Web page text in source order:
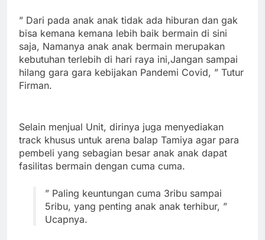
” Dari pada anak anak tidak ada hiburan dan gak
bisa kemana kemana lebih baik bermain di sini
saja, Namanya anak anak bermain merupakan
kebutuhan terlebih di hari raya ini,Jangan sampai
hilang gara gara kebijakan Pandemi Covid, ” Tutur
Firman.
Selain menjual Unit, dirinya juga menyediakan
track khusus untuk arena balap Tamiya agar para
pembeli yang sebagian besar anak anak dapat
fasilitas bermain dengan cuma cuma.
” Paling keuntungan cuma 3ribu sampai
5ribu, yang penting anak anak terhibur, ”
Ucapnya.